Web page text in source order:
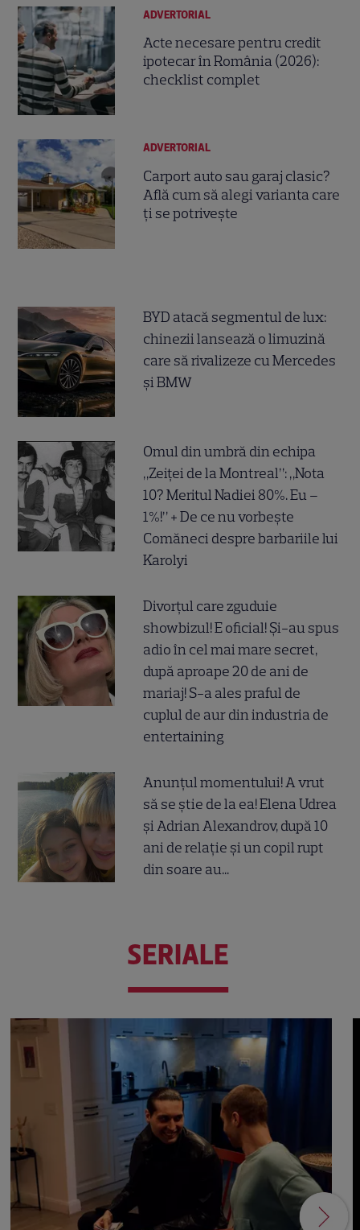
ADVERTORIAL
Acte necesare pentru credit
ipotecar în România (2026):
checklist complet
ADVERTORIAL
Carport auto sau garaj clasic?
Află cum să alegi varianta care
ți se potrivește
BYD atacă segmentul de lux:
chinezii lansează o limuzină
care să rivalizeze cu Mercedes
și BMW
Omul din umbră din echipa
„Zeiței de la Montreal”: „Nota
10? Meritul Nadiei 80%. Eu –
1%!” + De ce nu vorbește
Comăneci despre barbariile lui
Karolyi
Divorțul care zguduie
showbizul! E oficial! Și-au spus
adio în cel mai mare secret,
după aproape 20 de ani de
mariaj! S-a ales praful de
cuplul de aur din industria de
entertaining
Anunțul momentului! A vrut
să se știe de la ea! Elena Udrea
și Adrian Alexandrov, după 10
ani de relație și un copil rupt
din soare au...
SERIALE